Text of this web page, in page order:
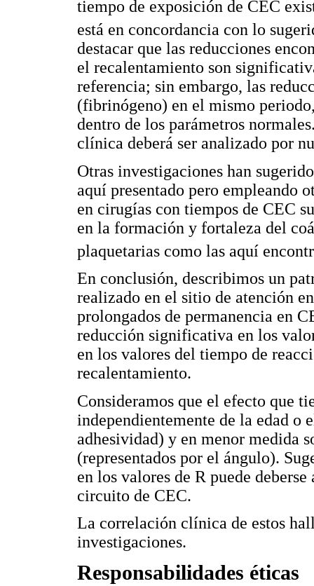
tiempo de exposición de CEC
está en concordancia con lo
destacar que las reducciones
el recalentamiento son
referencia; sin embargo, las
(fibrinógeno) en el mismo
dentro de los parámetros
clínica deberá ser analizado por
Otras investigaciones han
aquí presentado pero empleando
en cirugías con tiempos de CEC
en la formación y fortaleza del
plaquetarias como las aquí
En conclusión, describimos un
realizado en el sitio de atención
prolongados de permanencia en
reducción significativa en los
en los valores del tiempo de
recalentamiento.
Consideramos que el efecto que
independientemente de la edad o
adhesividad) y en menor medida
(representados por el ángulo).
en los valores de R puede
circuito de CEC.
La correlación clínica de estos
investigaciones.
Responsabilidades éticas